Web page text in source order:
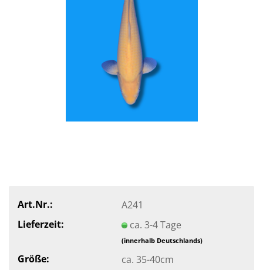
Art.Nr.:
A241
Lieferzeit:
ca. 3-4 Tage
(innerhalb Deutschlands)
Größe:
ca. 35-40cm